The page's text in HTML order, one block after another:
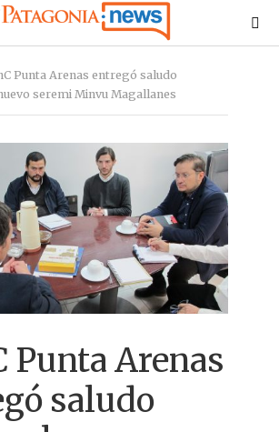
Punta Arenas entregó saludo
seremi Minvu Magallanes
Punta Arenas
saludo